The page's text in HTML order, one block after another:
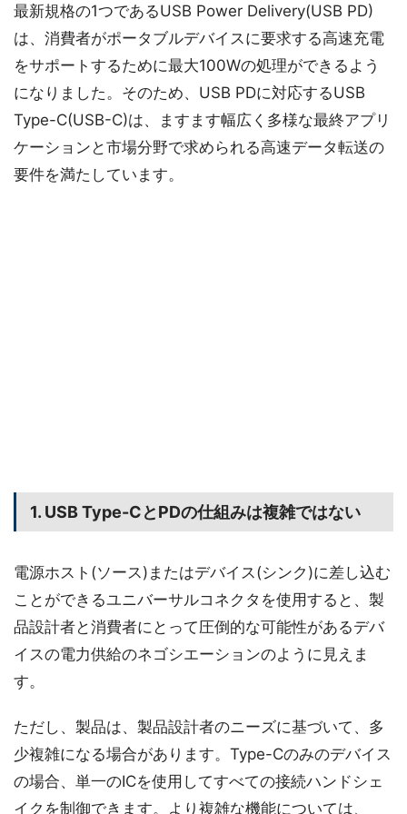
最新規格の1つであるUSB Power Delivery(USB PD)
は、消費者がポータブルデバイスに要求する高速充電
をサポートするために最大100Wの処理ができるよう
になりました。そのため、USB PDに対応するUSB
Type-C(USB-C)は、ますます幅広く多様な最終アプリ
ケーションと市場分野で求められる高速データ転送の
要件を満たしています。
1. USB Type-CとPDの仕組みは複雑ではない
電源ホスト(ソース)またはデバイス(シンク)に差し込む
ことができるユニバーサルコネクタを使用すると、製
品設計者と消費者にとって圧倒的な可能性があるデバ
イスの電力供給のネゴシエーションのように見えま
す。
ただし、製品は、製品設計者のニーズに基づいて、多
少複雑になる場合があります。Type-Cのみのデバイス
の場合、単一のICを使用してすべての接続ハンドシェ
イクを制御できます。より複雑な機能については、